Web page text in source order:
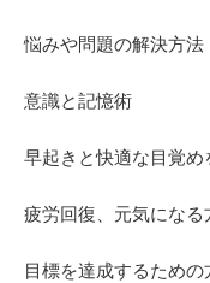
悩みや問題の解決方法
意識と記憶術
早起きと快適な目覚
疲労回復、元気になる
目標を達成するための